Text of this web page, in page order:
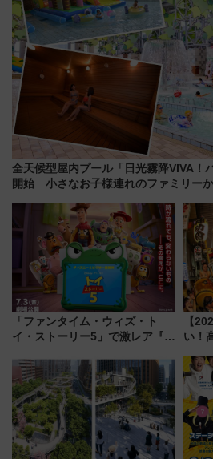
全天候型屋内プール「日光霧降VIVA！
開始 小さなお子様連れのファミリー
「ファンタイム・ウィズ・ト
イ・ストーリー5」で激レア『ロ
デコレーションも徹底解説
【
い！
しま